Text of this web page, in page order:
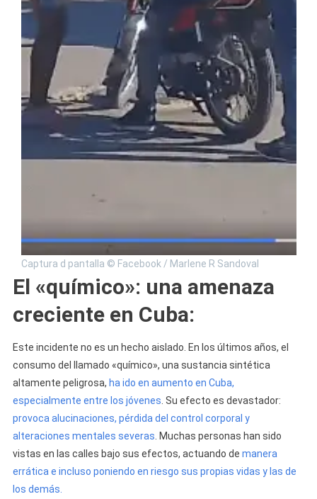
Captura d pantalla © Facebook / Marlene R Sandoval
El «químico»: una amenaza
creciente en Cuba:
Este incidente no es un hecho aislado. En los últimos años, el
consumo del llamado «químico», una sustancia sintética
altamente peligrosa, ha ido en aumento en Cuba,
especialmente entre los jóvenes . Su efecto es devastador:
provoca alucinaciones, pérdida del control corporal y
alteraciones mentales severas . Muchas personas han sido
vistas en las calles bajo sus efectos, actuando de manera
errática e incluso poniendo en riesgo sus propias vidas y las de
los demás.